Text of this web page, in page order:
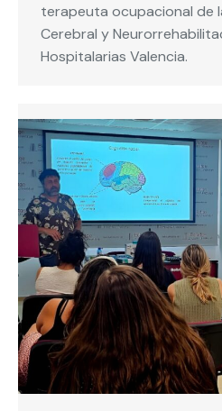
terapeuta ocupacional de
Cerebral y
Hospitalarias Valencia.